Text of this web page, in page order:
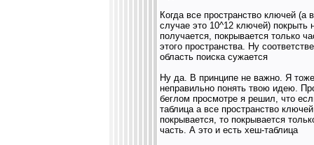
Когда все пространство ключей (а
случае это 10^12 ключей) покрыть
получается, покрывается только
этого пространства. Ну
область поиска сужается
Ну да. В принципе не важно. Я
неправильно понять твою идею.
беглом просмотре я решил, что
таблица а все пространство
покрывается, то покрывается
часть. А это и есть хеш-таблица